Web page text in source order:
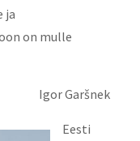
ja
on mulle
Igor Garšnek
Eesti